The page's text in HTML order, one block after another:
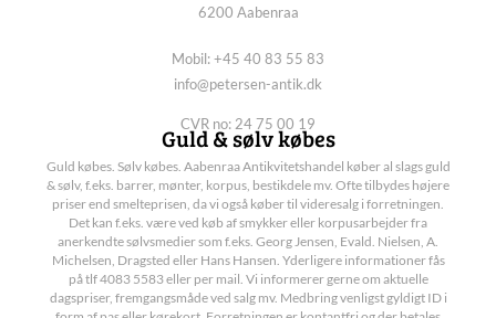
6200 Aabenraa
Mobil: +45 40 83 55 83
info@petersen-antik.dk
CVR no: 24 75 00 19
Guld & sølv købes
Guld købes. Sølv købes. Aabenraa Antikvitetshandel køber al slags guld
& sølv, f.eks. barrer, mønter, korpus, bestikdele mv. Ofte tilbydes højere
priser end smelteprisen, da vi også køber til videresalg i forretningen.
Det kan f.eks. være ved køb af smykker eller korpusarbejder fra
anerkendte sølvsmedier som f.eks. Georg Jensen, Evald. Nielsen, A.
Michelsen, Dragsted eller Hans Hansen. Yderligere informationer fås
på tlf 4083 5583 eller per mail. Vi informerer gerne om aktuelle
dagspriser, fremgangsmåde ved salg mv. Medbring venligst gyldigt ID i